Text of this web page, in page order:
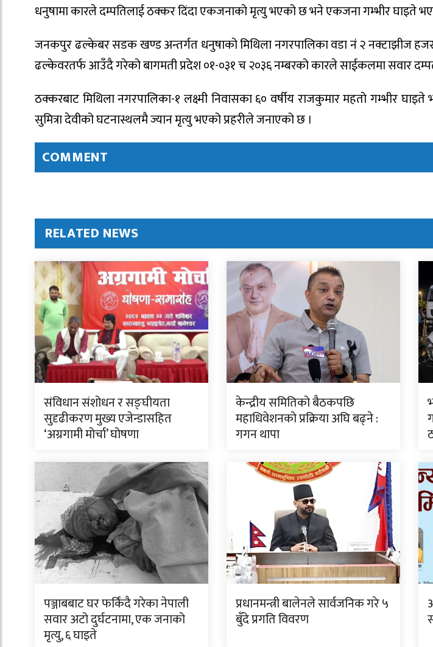
धनुषामा कारले दम्पतिलाई ठक्कर दिंदा एकजनाको मृत्यु भएको छ भने एकजना गम्भीर घाइते
जनकपुर ढल्केबर सडक खण्ड अन्तर्गत धनुषाको मिथिला नगरपालिका वडा नं २ नक्टाझीज
ढल्केवरतर्फ आउँदै गरेको बागमती प्रदेश ०१-०३१ च २०३६ नम्बरको कारले साईकलमा सवार
ठक्करबाट मिथिला नगरपालिका-१ लक्ष्मी निवासका ६० वर्षीय राजकुमार महतो गम्भीर
सुमित्रा देवीको घटनास्थलमै ज्यान मृत्यु भएको प्रहरीले जनाएको छ ।
COMMENT
RELATED NEWS
संविधान संशोधन र सङ्घीयता
सुदृढीकरण मुख्य एजेन्डासहित
‘अग्रगामी मोर्चा’ घोषणा
केन्द्रीय समितिको बैठकपछि
महाधिवेशनको प्रक्रिया अघि बढ्ने :
गगन थापा
पञ्जाबबाट घर फर्किंदै गरेका नेपाली
सवार अटो दुर्घटनामा, एक जनाको
मृत्यु, ६ घाइते
प्रधानमन्त्री बालेनले सार्वजनिक गरे ५
बुँदे प्रगति विवरण